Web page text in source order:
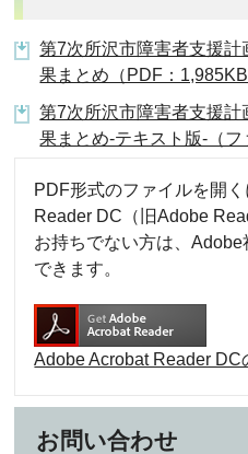
第7次所沢市障害者支援
果まとめ（PDF：1,985KB
第7次所沢市障害者支援
果まとめ-テキスト版-（フ
PDF形式のファイルを開
Reader DC（旧Adobe
お持ちでない方は、
できます。
Adobe Acrobat Reader DC
お問い合わせ